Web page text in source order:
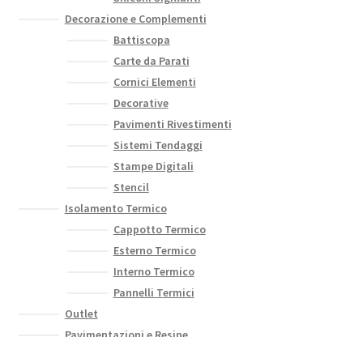
Decorazione e Complementi
Battiscopa
Carte da Parati
Cornici Elementi
Decorative
Pavimenti Rivestimenti
Sistemi Tendaggi
Stampe Digitali
Stencil
Isolamento Termico
Cappotto Termico
Esterno Termico
Interno Termico
Pannelli Termici
Outlet